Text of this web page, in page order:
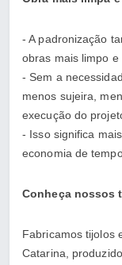
- A padronização
obras mais limpo e
- Sem a
menos sujeira,
execução do
- Isso significa
economia de
Conheça nossos
Fabricamos tijolos
Catarina,